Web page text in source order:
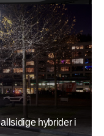
hybrider i